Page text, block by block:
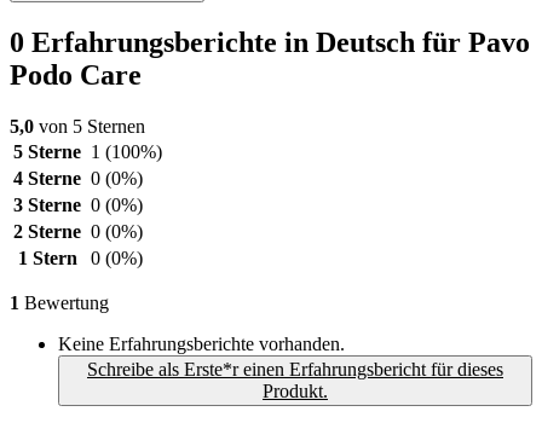
0 Erfahrungsberichte in Deutsch für Pavo
Podo Care
5,0 von 5 Sternen
5 Sterne 1 (100%)
4 Sterne 0 (0%)
3 Sterne 0 (0%)
2 Sterne 0 (0%)
1 Stern
0 (0%)
1 Bewertung
Keine Erfahrungsberichte vorhanden.
Schreibe als Erste*r einen Erfahrungsbericht für dieses
Produkt.